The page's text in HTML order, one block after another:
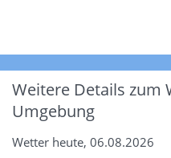
Weitere Details zum
Umgebung
Wetter heute, 06.08.2026